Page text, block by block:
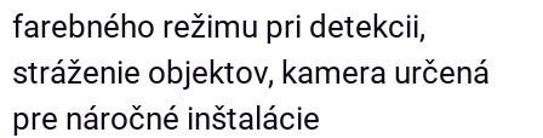
farebného režimu pri detekcii,
stráženie objektov, kamera určená
pre náročné inštalácie